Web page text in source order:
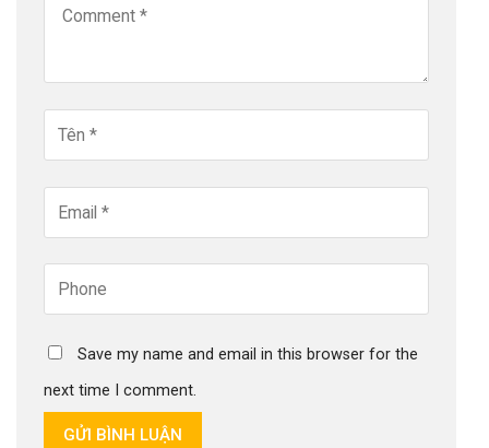
Save my name and email in this browser for the
next time I comment.
GỬI BÌNH LUẬN